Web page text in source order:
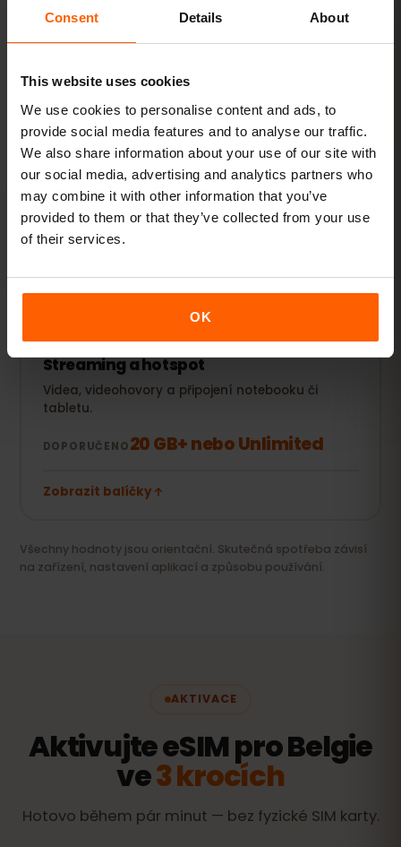
Consent Details About
This website uses cookies
We use cookies to personalise content and ads, to
provide social media features and to analyse our traffic.
We also share information about your use of our site with
our social media, advertising and analytics partners who
may combine it with other information that you’ve
provided to them or that they’ve collected from your use
of their services.
OK
Zobrazit balíčky
OBLÍBENÉ
Každodenní uživatel
Navíc sociální sítě, streamování hudby a sdílení
fotek.
DOPORUČENO
Streaming a hotspot
Videa, videohovory a připojení notebooku či
tabletu.
DOPORUČENO20 GB+ nebo Unlimited
Zobrazit balíčky
Všechny hodnoty jsou orientační. Skutečná spotřeba závisí
na zařízení, nastavení aplikací a způsobu používání.
AKTIVACE
Aktivujte eSIM pro Belgie
ve3 krocích
Hotovo během pár minut — bez fyzické SIM karty.